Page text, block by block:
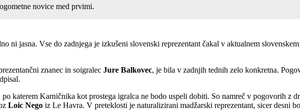
novice med prvimi.
ni jasna. Vse do zadnjega je izkušeni slovenski reprezentant čakal v aktualnem
znanec in soigralec Jure Balkovec, je bila v zadnjih tednih zelo konkretna.
katerem Karničnika kot prostega igralca ne bodo uspeli dobiti. So namreč v pogovorih z
Loic Nego iz Le Havra. V preteklosti je naturalizirani madžarski reprezentant, sicer desni